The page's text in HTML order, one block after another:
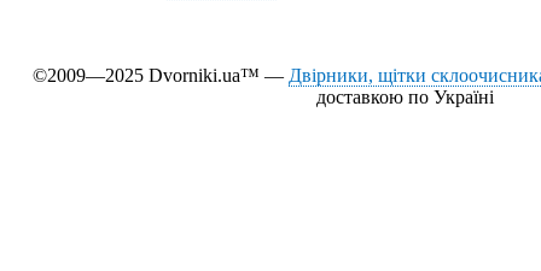
©2009—2025 Dvorniki.ua™ — Двірники, щітки
доставкою по Україні